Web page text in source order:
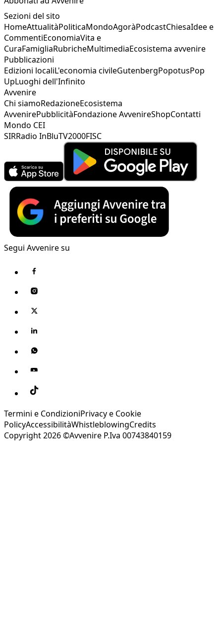
Sezioni del sito
HomeAttualitàPoliticaMondoAgoràPodcastChiesaIdee e
CommentiEconomiaVita e
CuraFamigliaRubricheMultimediaEcosistema avvenire
Pubblicazioni
Edizioni localiL'economia civileGutenbergPopotusPop
UpLuoghi dell'Infinito
Avvenire
Chi siamoRedazioneEcosistema
AvvenirePubblicitàFondazione AvvenireShopContatti
Mondo CEI
SIRRadio InBluTV2000FISC
Segui Avvenire su
Termini e CondizioniPrivacy e Cookie
PolicyAccessibilitàWhistleblowingCredits
Copyright 2026 ©Avvenire P.Iva 00743840159